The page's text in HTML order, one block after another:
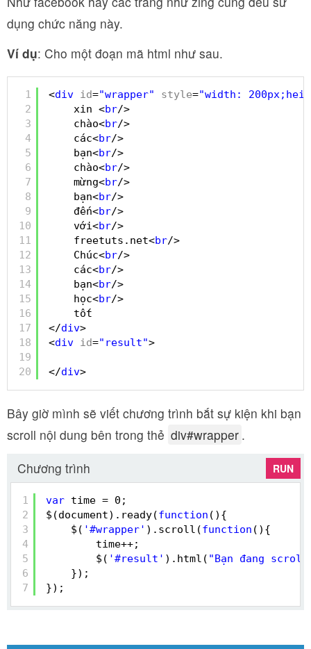
dụng chức năng này.
Ví dụ: Cho một đoạn mã html như sau.
1
2
3
4
5
6
7
8
9
10
11
12
13
14
15
16
17
18
19
20
<div id="wrapper" style="width:
xin <br/>
chào<br/>
các<br/>
bạn<br/>
chào<br/>
mừng<br/>
bạn<br/>
đến<br/>
với<br/>
freetuts.net<br/>
Chúc<br/>
các<br/>
bạn<br/>
học<br/>
tốt
</div>
<div id="result">
</div>
Bây giờ mình sẽ viết chương trình bắt sự kiện khi bạn
scroll nội dung bên trong thẻ div#wrapper .
Chương trình
RUN
1
2
3
4
5
6
7
var time = 0;
$(document).ready(function (){
$( '#wrapper' ).scroll(function (){
time++;
$( '#result' ).html( "Bạn đang
});
});